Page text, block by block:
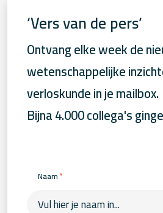
‘Vers van de pers’
Ontvang elke week de
wetenschappelijke
verloskunde in je mailbox.
Bijna 4.000 collega's
Naam*